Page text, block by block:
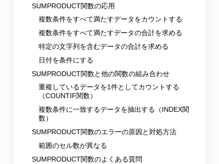
SUMPRODUCT関数の応用
複数条件をすべて満たすデータをカウントする
複数条件をすべて満たすデータの合計を求める
特定の文字列を含むデータの合計を求める
日付を条件にする
SUMPRODUCT関数と他の関数の組み合わせ
重複しているデータを1件としてカウントする
（COUNTIF関数）
複数条件に一致するデータを抽出する（INDEX関
数）
SUMPRODUCT関数のエラーの原因と対処方法
範囲のセル数が異なる
SUMPRODUCT関数のよくある質問